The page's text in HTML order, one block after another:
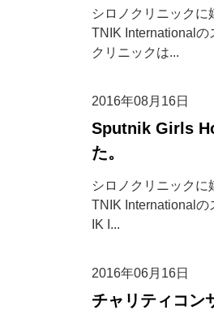
シロノクリニック
TNIK Internationalの
クリニックは...
2016年08月16日
Sputnik Girls
た。
シロノクリニック
TNIK Internationalの
IK I...
2016年06月16日
チャリティコン